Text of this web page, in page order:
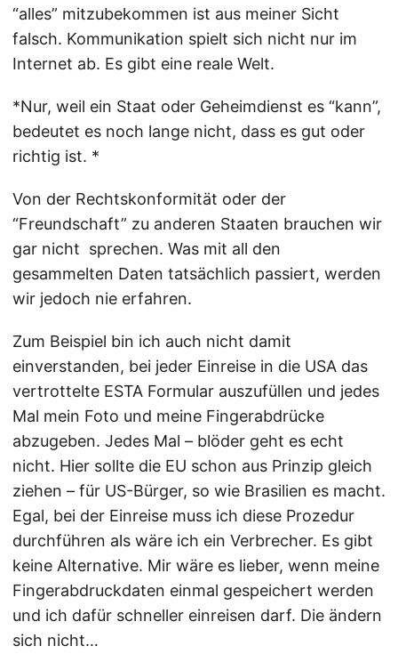
“alles” mitzubekommen ist aus meiner Sicht
falsch. Kommunikation spielt sich nicht nur im
Internet ab. Es gibt eine reale Welt.
*Nur, weil ein Staat oder Geheimdienst es “kann”,
bedeutet es noch lange nicht, dass es gut oder
richtig ist. *
Von der Rechtskonformität oder der
“Freundschaft” zu anderen Staaten brauchen wir
gar nicht sprechen. Was mit all den
gesammelten Daten tatsächlich passiert, werden
wir jedoch nie erfahren.
Zum Beispiel bin ich auch nicht damit
einverstanden, bei jeder Einreise in die USA das
vertrottelte ESTA Formular auszufüllen und jedes
Mal mein Foto und meine Fingerabdrücke
abzugeben. Jedes Mal – blöder geht es echt
nicht. Hier sollte die EU schon aus Prinzip gleich
ziehen – für US-Bürger, so wie Brasilien es macht.
Egal, bei der Einreise muss ich diese Prozedur
durchführen als wäre ich ein Verbrecher. Es gibt
keine Alternative. Mir wäre es lieber, wenn meine
Fingerabdruckdaten einmal gespeichert werden
und ich dafür schneller einreisen darf. Die ändern
sich nicht…